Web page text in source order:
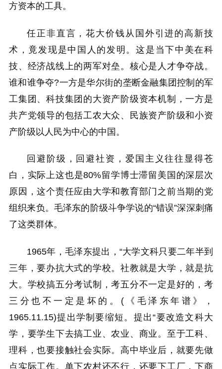
方资本的工具。
任正非直言，花大价钱从国外引进的高新技
术，竟发现是中国人的发明。这是当下中美在科
技、经济战线上的两军对垒。核心是人才争夺战。
谁和谁争夺?一方是华尔街的垄断金融集团控制的军
工集团、科技集团的大资产阶级资本机制，一方是
共产党领导的包括工农大众、民族资产阶级和小资
产阶级以人民为中心的中国。
回避阶级，回避社资，爱国主义往往显得苍
白，实际上这也是80%留学博士滞留美国的深层次
原因，这个责任应由大学和教育部门之前当期的党
组织来负。毛泽东的阶级斗争学说的“错误”深深刺痛
了这类群体。
1965年，毛泽东提出，“大学文科只要二年半到
三年，要办抗大式的学校。社教就是大学，就是抗
大。学校搞五分考试制，考五分不一定是好的，考
三分也不一定是坏的。(《毛泽东年谱》，
1965.11.15)提出学制要缩短。提出“要改造文科大
学，要学生下去搞工业、农业、商业。至于工科、
理科，也要接触社会实际。高中毕业后，就要先做
点实际工作。单下农村还不行，还要下工厂，下商